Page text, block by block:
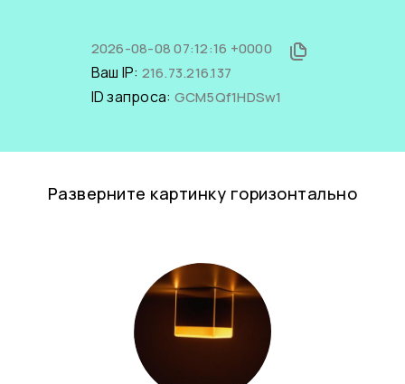
2026-08-08 07:12:16 +0000
Ваш IP: 216.73.216.137
ID запроса: GCM5Qf1HDSw1
Разверните картинку горизонтально